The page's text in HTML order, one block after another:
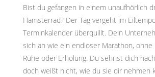
Bist du gefangen in einem unaufhörlich
Hamsterrad? Der Tag vergeht im
Terminkalender überquillt. Dein
sich an wie ein endloser Marathon,
Ruhe oder Erholung. Du sehnst dich
doch weißt nicht, wie du sie dir nehmen